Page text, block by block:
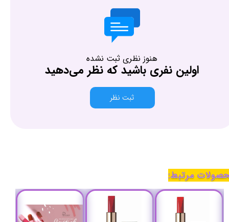
هنوز نظری ثبت نشده
اولین نفری باشید که نظر می‌دهید
ثبت نظر
مرتبط: